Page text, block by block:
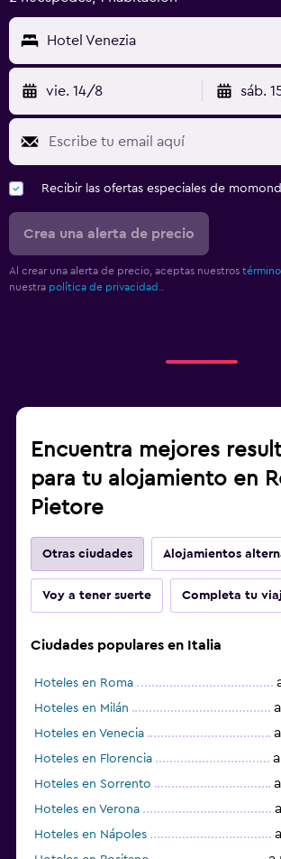
Hotel Venezia
vie. 14/8 sáb.
Recibir las ofertas especiales de
Crea una alerta de precio
Al crear una alerta de precio, aceptas nuestros
nuestra política de privacidad.
Encuentra mejores
para tu alojamiento en
Pietore
Otras ciudades Alojamientos
Voy a tener suerte Completa tu
Ciudades populares en Italia
Hoteles en Roma
Hoteles en Milán
Hoteles en Venecia
Hoteles en Florencia
Hoteles en Sorrento
Hoteles en Verona
Hoteles en Nápoles